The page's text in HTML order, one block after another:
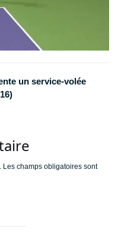
un service-volée
Les champs obligatoires sont